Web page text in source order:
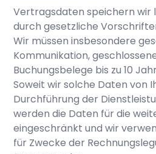
Vertragsdaten speichern wir
durch gesetzliche
Wir müssen insbesondere
Kommunikation,
Buchungsbelege bis zu 10
Soweit wir solche Daten von
Durchführung der
werden die Daten für die
eingeschränkt und wir
für Zwecke der